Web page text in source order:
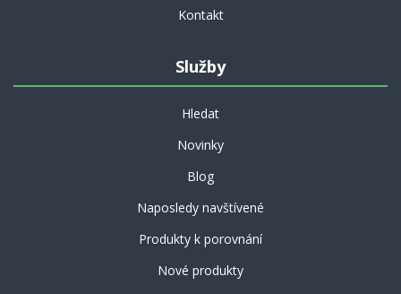
Kontakt
Služby
Hledat
Novinky
Blog
Naposledy navštívené
Produkty k porovnání
Nové produkty